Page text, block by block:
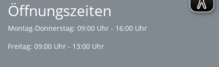
Öffnungszeiten
Montag-Donnerstag: 09:00 Uhr - 16:00 Uhr
Freitag: 09:00 Uhr - 13:00 Uhr